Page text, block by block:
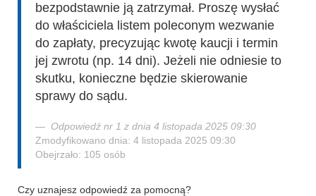
bezpodstawnie ją zatrzymał. Proszę wysłać
do właściciela listem poleconym wezwanie
do zapłaty, precyzując kwotę kaucji i termin
jej zwrotu (np. 14 dni). Jeżeli nie odniesie to
skutku, konieczne będzie skierowanie
sprawy do sądu.
Odpowiedź nr 1 z dnia 4 listopada 2025 09:30
Zmodyfikowano dnia: 4 listopada 2025 09:30
Obejrzało: 105 osób
Czy uznajesz odpowiedź za pomocną?